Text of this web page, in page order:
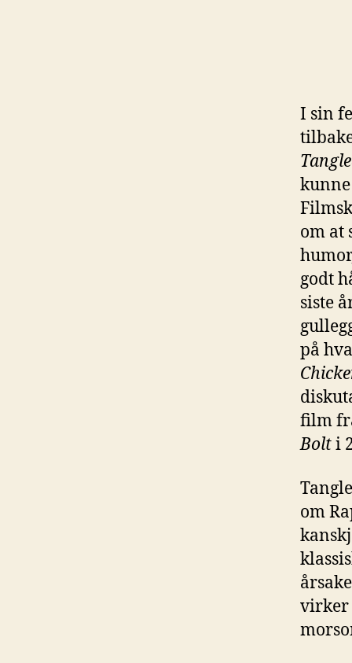
I sin
om at
godt
siste
på
film
Bolti
om
virker